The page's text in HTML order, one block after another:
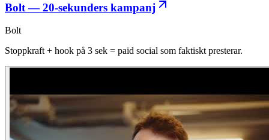
Bolt — 20-sekunders kampanj
Bolt
Stoppkraft + hook på 3 sek = paid social som faktiskt presterar.